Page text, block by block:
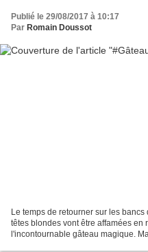
Publié le 29/08/2017 à 10:17
Par Romain Doussot
Le temps de retourner sur les
têtes blondes vont être affamées en
l'incontournable gâteau magique.